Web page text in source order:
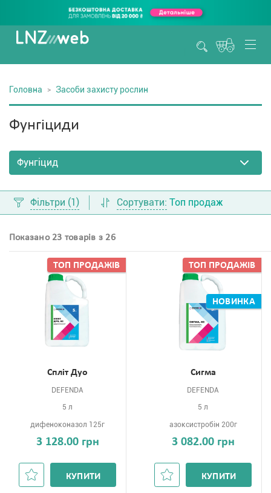
Головна Засоби захисту рослин
Фунгіциди
Фільтри (1) Сортувати: Топ продаж
Показано 23 товарів з 26
Спліт Дуо
ТОП ПРОДАЖIВ
DEFENDA
5 л
дифеноконазол 125г
3 128.00 грн
КУПИТИ
Сигма
ТОП ПРОДАЖIВ
НОВИНКА
DEFENDA
5 л
азоксистробін 200г
3 082.00 грн
КУПИТИ